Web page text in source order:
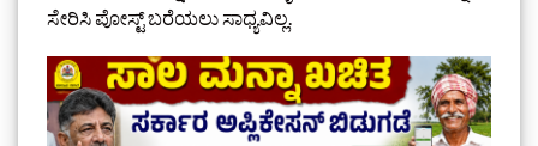
ಸೇರಿಸಿ ಪೋಸ್ಟ್ ಬರೆಯಲು ಸಾಧ್ಯವಿಲ್ಲ.